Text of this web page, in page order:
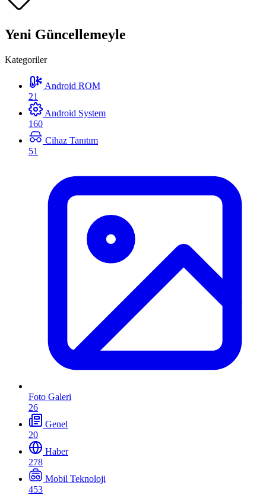
Yeni Güncellemeyle
Kategoriler
Android ROM
21
Android System
160
Cihaz Tanıtım
51
Foto Galeri
26
Genel
20
Haber
278
Mobil Teknoloji
453